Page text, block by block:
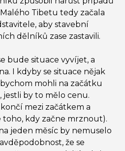
Tibetu tedy začala
aby stavební
dělníků zase zastavili.
bude situace vyvíjet, a
I kdyby se situace nějak
mohli na začátku
jestli by to mělo cenu.
mezi začátkem a
kdy začne mrznout).
jeden měsíc by nemuselo
že se